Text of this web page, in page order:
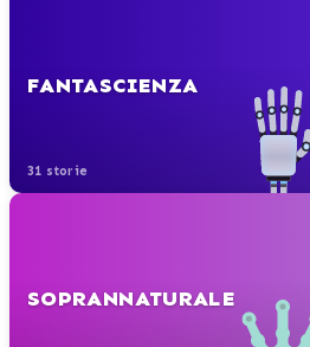
FANTASCIENZA
31 storie
SOPRANNATURALE